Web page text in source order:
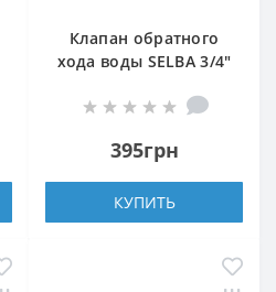
Клапан обратного
хода воды SELBA 3/4″
395грн
КУПИТЬ